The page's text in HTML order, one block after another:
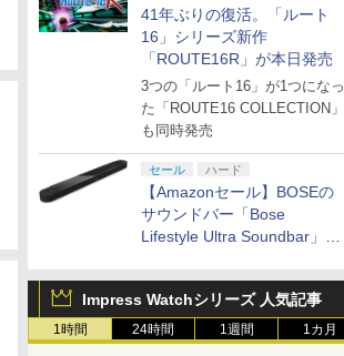
41年ぶりの復活。「ルート
16」シリーズ新作
「ROUTE16R」が本日発売
3つの「ルート16」が1つになっ
た「ROUTE16 COLLECTION」
も同時発売
セール ハード
【Amazonセール】BOSEの
サウンドバー「Bose
Lifestyle Ultra Soundbar」
Lifestyle Ultra Subwoofer」
などお買い得！
Impress Watchシリーズ 人気記事
1時間 24時間 1週間 1カ月